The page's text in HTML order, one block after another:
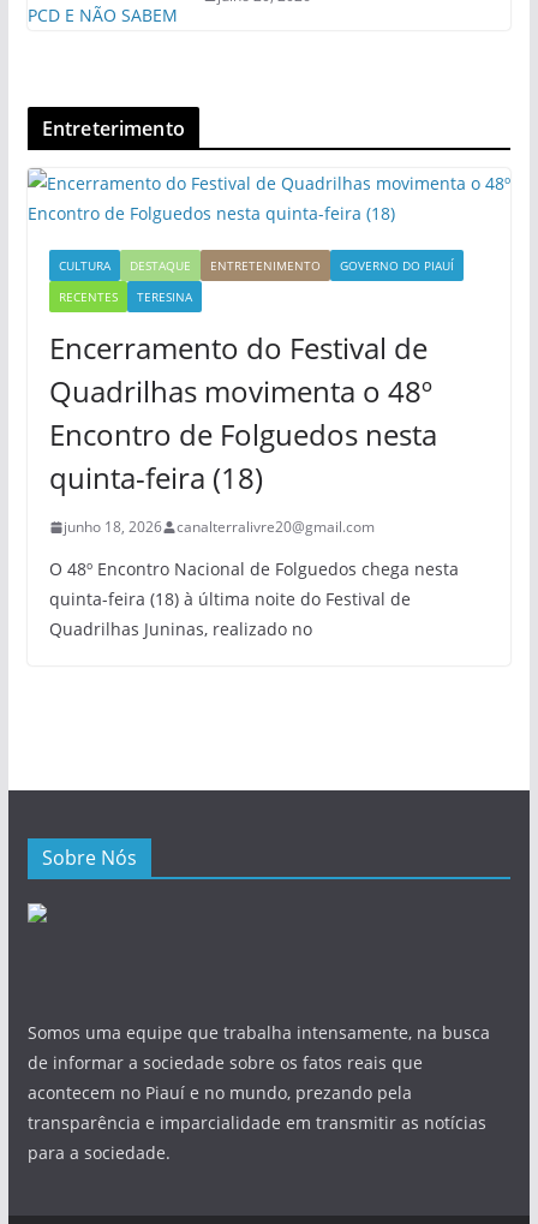
Entreterimento
CULTURA DESTAQUE ENTRETENIMENTO
GOVERNO DO PIAUÍ
RECENTES
TERESINA
Encerramento do Festival de
Quadrilhas movimenta o 48º
Encontro de Folguedos nesta
quinta-feira (18)
junho 18, 2026 canalterralivre20@gmail.com
O 48º Encontro Nacional de Folguedos chega nesta
quinta-feira (18) à última noite do Festival de
Quadrilhas Juninas, realizado no
Sobre Nós
Somos uma equipe que trabalha intensamente, na busca
de informar a sociedade sobre os fatos reais que
acontecem no Piauí e no mundo, prezando pela
transparência e imparcialidade em transmitir as notícias
para a sociedade.